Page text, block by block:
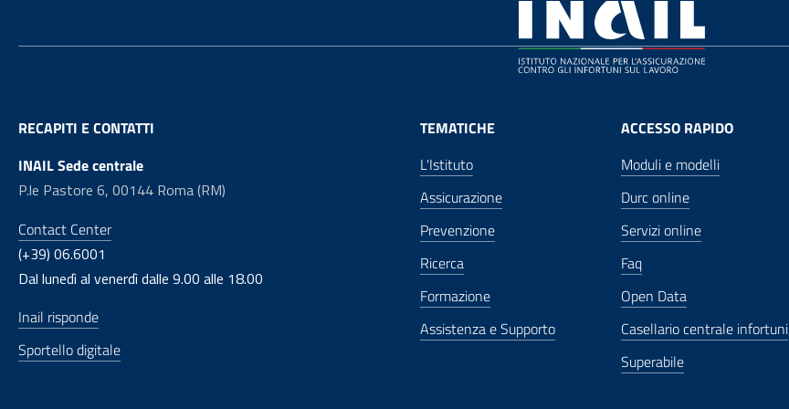
RECAPITI E CONTATTI
INAIL Sede centrale
P.le Pastore 6, 00144 Roma (RM)
Contact Center
(+39) 06.6001
Dal lunedì al venerdì dalle 9.00 alle 18.00
Inail risponde
Sportello digitale
TEMATICHE
L'Istituto
Assicurazione
Prevenzione
Ricerca
Formazione
Assistenza e Supporto
ACCESSO RAPIDO
Moduli e modelli
Durc online
Servizi online
Faq
Open Data
Casellario centrale infortuni
Superabile